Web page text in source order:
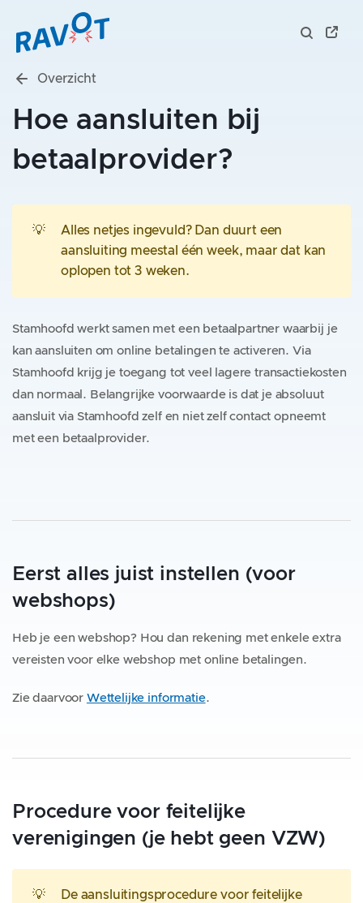
Overzicht
Hoe aansluiten bij
betaalprovider?
💡
Alles netjes ingevuld? Dan duurt een
aansluiting meestal één week, maar dat kan
oplopen tot 3 weken.
Stamhoofd werkt samen met een betaalpartner waarbij je
kan aansluiten om online betalingen te activeren. Via
Stamhoofd krijg je toegang tot veel lagere transactiekosten
dan normaal. Belangrijke voorwaarde is dat je absoluut
aansluit via Stamhoofd zelf en niet zelf contact opneemt
met een betaalprovider.
Eerst alles juist instellen (voor
webshops)
Heb je een webshop? Hou dan rekening met enkele extra
vereisten voor elke webshop met online betalingen.
Zie daarvoor Wettelijke informatie.
Procedure voor feitelijke
verenigingen (je hebt geen VZW)
💡
De aansluitingsprocedure voor feitelijke